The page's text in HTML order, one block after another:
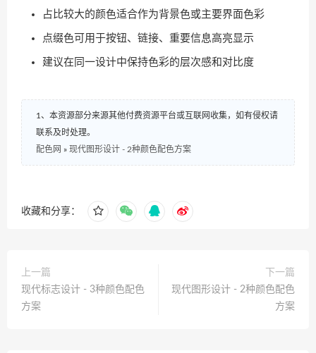
占比较大的颜色适合作为背景色或主要界面色彩
点缀色可用于按钮、链接、重要信息高亮显示
建议在同一设计中保持色彩的层次感和对比度
1、本资源部分来源其他付费资源平台或互联网收集，如有侵权请
联系及时处理。
配色网 » 现代图形设计 - 2种颜色配色方案
收藏和分享：
上一篇
现代标志设计 - 3种颜色配色
方案
下一篇
现代图形设计 - 2种颜色配色
方案